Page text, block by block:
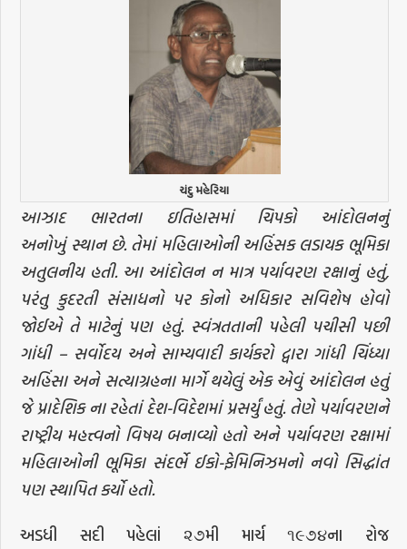
ચંદુ મહેરિયા
આઝાદ ભારતના ઇતિહાસમાં ચિપકો આંદોલનનું
અનોખું સ્થાન છે. તેમાં મહિલાઓની અહિંસક લડાયક ભૂમિકા
અતુલનીય હતી. આ આંદોલન ન માત્ર પર્યાવરણ રક્ષાનું હતું,
પરંતુ કુદરતી સંસાધનો પર કોનો અધિકાર સવિશેષ હોવો
જોઈએ તે માટેનું પણ હતું. સ્વંત્રતતાની પહેલી પચીસી પછી
ગાંધી – સર્વોદય અને સામ્યવાદી કાર્યકરો દ્વારા ગાંધી ચિંધ્યા
અહિંસા અને સત્યાગ્રહના માર્ગે થયેલું એક એવું આંદોલન હતું
જે પ્રાદેશિક ના રહેતાં દેશ-વિદેશમાં પ્રસર્યું હતું. તેણે પર્યાવરણને
રાષ્ટ્રીય મહત્ત્વનો વિષય બનાવ્યો હતો અને પર્યાવરણ રક્ષામાં
મહિલાઓની ભૂમિકા સંદર્ભે ઈકો-ફેમિનિઝમનો નવો સિદ્ધાંત
પણ સ્થાપિત કર્યો હતો.
અડધી સદી પહેલાં ૨૭મી માર્ચ ૧૯૭૪ના રોજ